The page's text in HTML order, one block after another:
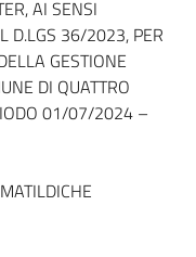
AI SENSI
D.LGS 36/2023, PER
GESTIONE
DI QUATTRO
01/07/2024 –